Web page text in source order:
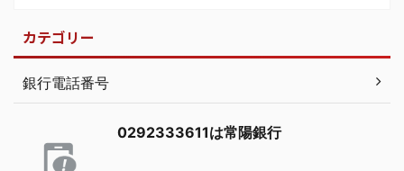
カテゴリー
銀行電話番号
0292333611は常陽銀行